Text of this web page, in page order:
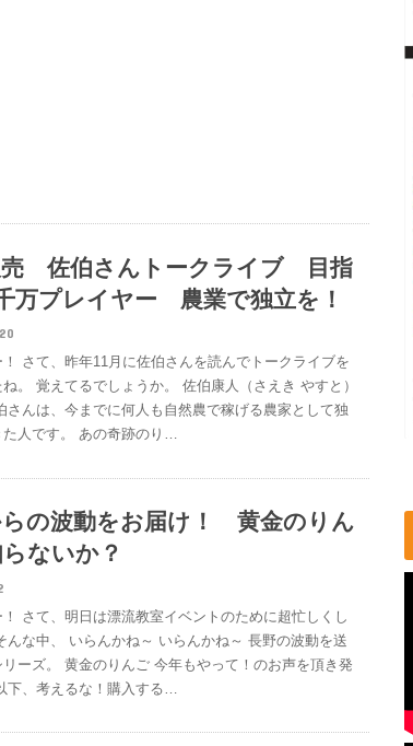
売 佐伯さんトークライブ 目指
万プレイヤー 農業で独立を！
！ さて、昨年11月に佐伯さんを読んでトークライブを
。 覚えてるでしょうか。 佐伯康人（さえき やすと）
さんは、今までに何人も自然農で稼げる農家として独
た人です。 あの奇跡のり…
らの波動をお届け！ 黄金のりん
ないか？
！ さて、明日は漂流教室イベントのために超忙しくし
んな中、 いらんかね～ いらんかね～ 長野の波動を送
リーズ。 黄金のりんご 今年もやって！のお声を頂き発
下、考えるな！購入する…